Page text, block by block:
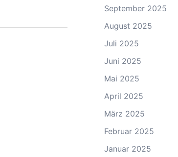
September 2025
August 2025
Juli 2025
Juni 2025
Mai 2025
April 2025
März 2025
Februar 2025
Januar 2025